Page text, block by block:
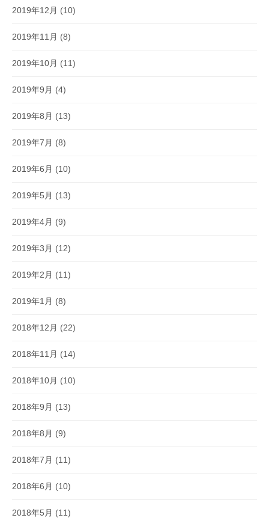
2019年12月 (10)
2019年11月 (8)
2019年10月 (11)
2019年9月 (4)
2019年8月 (13)
2019年7月 (8)
2019年6月 (10)
2019年5月 (13)
2019年4月 (9)
2019年3月 (12)
2019年2月 (11)
2019年1月 (8)
2018年12月 (22)
2018年11月 (14)
2018年10月 (10)
2018年9月 (13)
2018年8月 (9)
2018年7月 (11)
2018年6月 (10)
2018年5月 (11)